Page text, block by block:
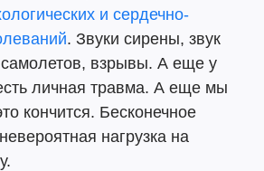
и сердечно-
. Звуки сирены, звук
самолетов, взрывы. А еще у
личная травма. А еще мы
кончится. Бесконечное
нагрузка на